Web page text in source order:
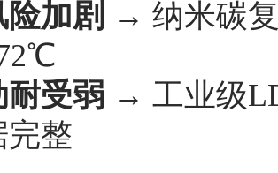
加剧 → 纳米碳
耐受弱 → 工业级
完整